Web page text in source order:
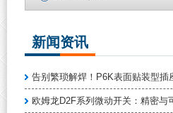
新闻资讯
告别繁琐解焊！P6K表面贴装型插
欧姆龙D2F系列微动开关：精密与